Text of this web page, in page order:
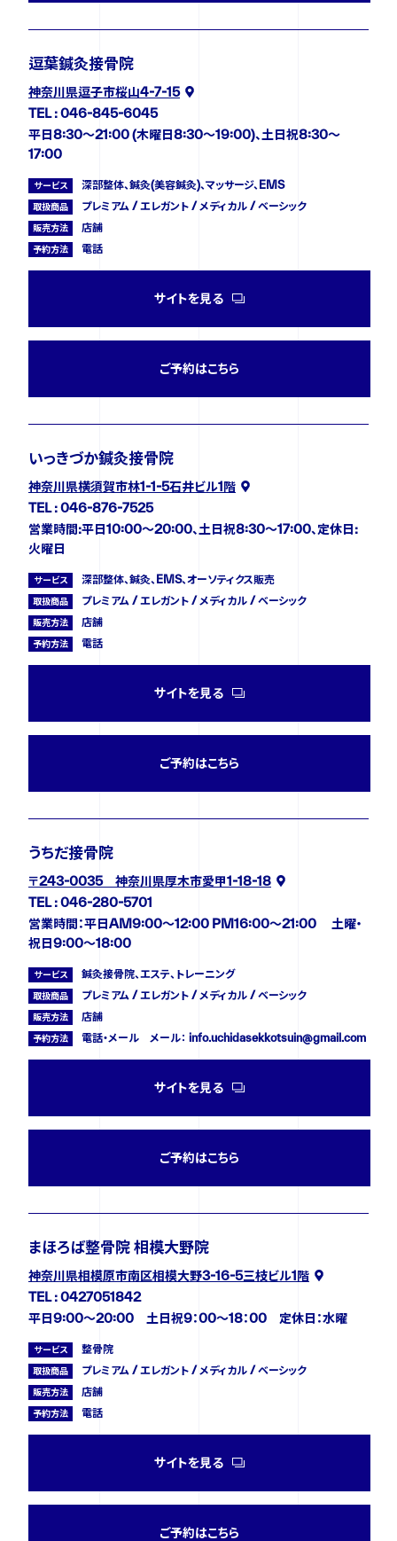
逗葉鍼灸接骨院
神奈川県逗子市桜山4-7-15
TEL : 046-845-6045
平日8:30～21:00 (木曜日8:30～19:00)、土日祝8:30～
17:00
サービス 深部整体、鍼灸(美容鍼灸)、マッサージ、EMS
取扱商品 プレミアム / エレガント / メディカル / ベーシック
販売方法 店舗
予約方法 電話
サイトを見る
ご予約はこちら
いっきづか鍼灸接骨院
神奈川県横須賀市林1-1-5石井ビル1階
TEL : 046-876-7525
営業時間:平日10:00〜20:00、土日祝8:30〜17:00、定休日:
火曜日
サービス 深部整体、鍼灸、EMS、オーソティクス販売
取扱商品 プレミアム / エレガント / メディカル / ベーシック
販売方法 店舗
予約方法 電話
サイトを見る
ご予約はこちら
うちだ接骨院
〒243-0035 神奈川県厚木市愛甲1-18-18
TEL : 046-280-5701
営業時間：平日AM9:00〜12:00 PM16:00〜21:00 土曜・
祝日9:00〜18:00
サービス 鍼灸接骨院、エステ、トレーニング
取扱商品 プレミアム / エレガント / メディカル / ベーシック
販売方法 店舗
予約方法 電話・メール メール： info.uchidasekkotsuin@gmail.com
サイトを見る
ご予約はこちら
まほろば整骨院 相模大野院
神奈川県相模原市南区相模大野3-16-5三枝ビル1階
TEL : 0427051842
平日9:00〜20:00 土日祝9：00～18：00 定休日：水曜
サービス 整骨院
取扱商品 プレミアム / エレガント / メディカル / ベーシック
販売方法 店舗
予約方法 電話
サイトを見る
ご予約はこちら